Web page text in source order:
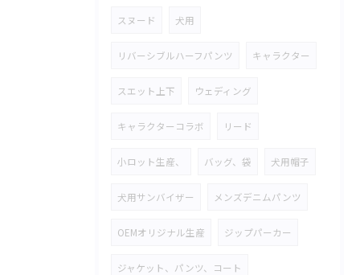
スヌード 犬用
リバーシブルハーフパンツ キャラクター
スエット上下 ウェディング
キャラクターコラボ リード
小ロット生産、 バッグ、袋 犬用帽子
犬用サンバイザー メンズデニムパンツ
OEMオリジナル生産 ジップパーカー
ジャケット、パンツ、コート